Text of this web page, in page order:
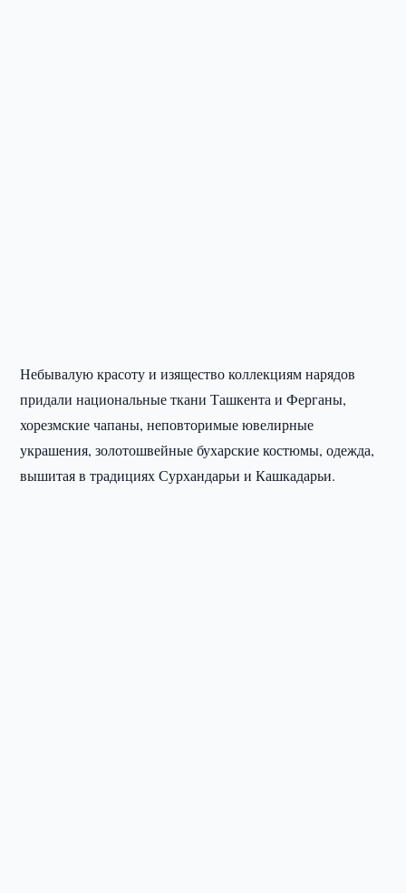
Небывалую красоту и изящество коллекциям нарядов
придали национальные ткани Ташкента и Ферганы,
хорезмские чапаны, неповторимые ювелирные
украшения, золотошвейные бухарские костюмы, одежда,
вышитая в традициях Сурхандарьи и Кашкадарьи.